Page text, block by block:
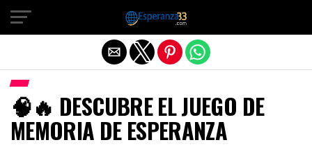
🧠🔥 DESCUBRE EL JUEGO DE
MEMORIA DE ESPERANZA
Exit mobile version